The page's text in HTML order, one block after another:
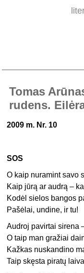
Tomas
rudens.
2009 m. Nr. 10
SOS
O kaip nuramint savo
Kaip jūrą ar audrą –
Kodėl sielos bangos
Pašėlai, undine, ir tu!
Audroj pavirtai sirena
O taip man gražiai
Kažkas nuskandino
Taip skęsta piratų